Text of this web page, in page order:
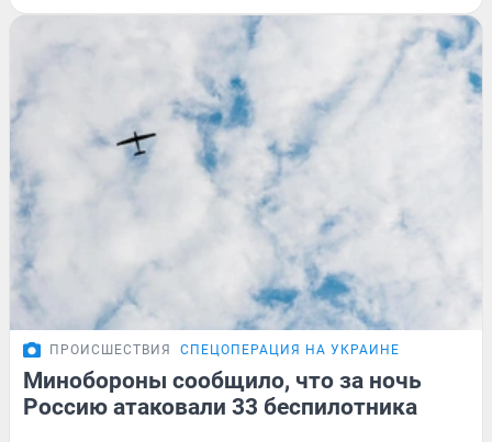
ПРОИСШЕСТВИЯ СПЕЦОПЕРАЦИЯ НА УКРАИНЕ
Минобороны сообщило, что за ночь
Россию атаковали 33 беспилотника